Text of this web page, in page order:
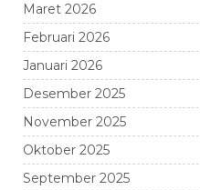
Maret 2026
Februari 2026
Januari 2026
Desember 2025
November 2025
Oktober 2025
September 2025